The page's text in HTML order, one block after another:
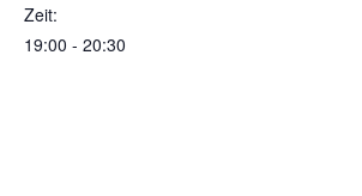
Zeit:
19:00 - 20:30